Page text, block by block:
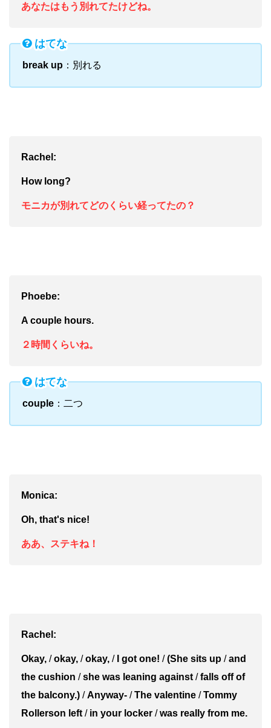
あなたはもう別れてたけどね。
はてな
break up ：別れる
Rachel:
How long?
モニカが別れてどのくらい経ってたの？
Phoebe:
A couple hours.
２時間くらいね。
はてな
couple ：二つ
Monica:
Oh, that's nice!
ああ、ステキね！
Rachel:
Okay, /okay, /okay, / I got one! /(She sits up /and
the cushion /she was leaning against/falls off of
the balcony.) /Anyway- /The valentine /Tommy
Rollerson left/ in your locker /was really from me.